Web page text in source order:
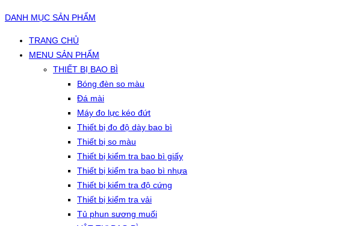
DANH MỤC SẢN PHẨM
TRANG CHỦ
MENU SẢN PHẨM
THIẾT BỊ BAO BÌ
Bóng đèn so màu
Đá mài
Máy đo lực kéo đứt
Thiết bị đo độ dày bao bì
Thiết bị so màu
Thiết bị kiểm tra bao bì giấy
Thiết bị kiểm tra bao bì nhựa
Thiết bị kiểm tra độ cứng
Thiết bị kiểm tra vải
Tủ phun sương muối